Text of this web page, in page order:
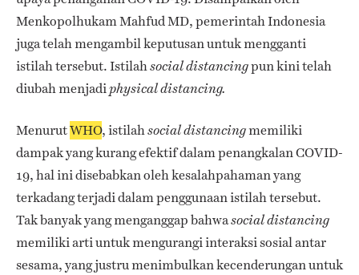
Menkopolhukam Mahfud MD, pemerintah Indonesia
juga telah mengambil keputusan untuk mengganti
istilah tersebut. Istilahsocial distancingpun kini telah
diubah menjadiphysical distancing.
MenurutWHO, istilahsocial distancingmemiliki
dampak yang kurang efektif dalam penangkalan COVID-
19, hal ini disebabkan oleh kesalahpahaman yang
terkadang terjadi dalam penggunaan istilah tersebut.
Tak banyak yang menganggap bahwasocial distancing
memiliki arti untuk mengurangi interaksi sosial antar
sesama, yang justru menimbulkan kecenderungan untuk